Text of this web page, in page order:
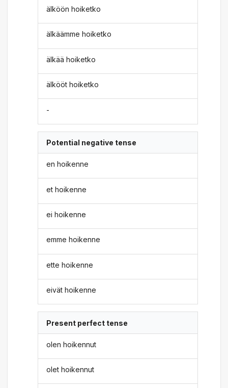
älköön hoiketko
älkäämme hoiketko
älkää hoiketko
älkööt hoiketko
-
Potential negative tense
en hoikenne
et hoikenne
ei hoikenne
emme hoikenne
ette hoikenne
eivät hoikenne
Present perfect tense
olen hoikennut
olet hoikennut